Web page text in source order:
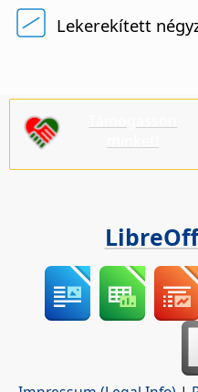
Lekerekített